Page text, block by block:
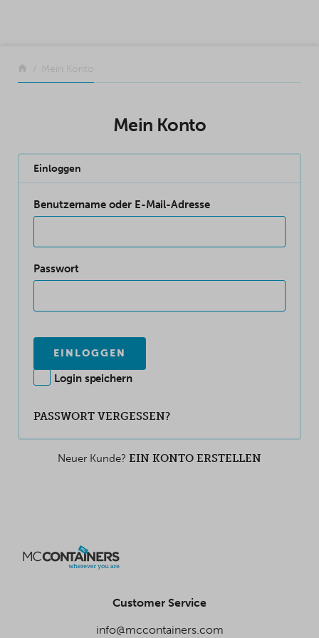
ZurückMein Konto
Mein Konto
Einloggen
Benutzername oder E-Mail-Adresse
Passwort
EINLOGGEN
Login speichern
PASSWORT VERGESSEN?
Neuer Kunde? EIN KONTO ERSTELLEN
Customer Service
info@mccontainers.com